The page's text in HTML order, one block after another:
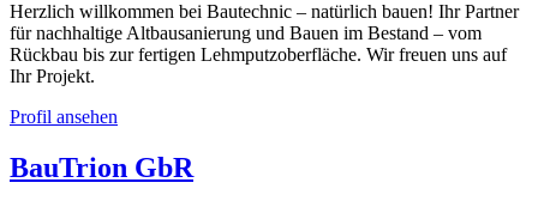
Herzlich willkommen bei Bautechnic – natürlich bauen! Ihr Partner
für nachhaltige Altbausanierung und Bauen im Bestand – vom
Rückbau bis zur fertigen Lehmputzoberfläche. Wir freuen uns auf
Ihr Projekt.
Profil ansehen
BauTrion GbR